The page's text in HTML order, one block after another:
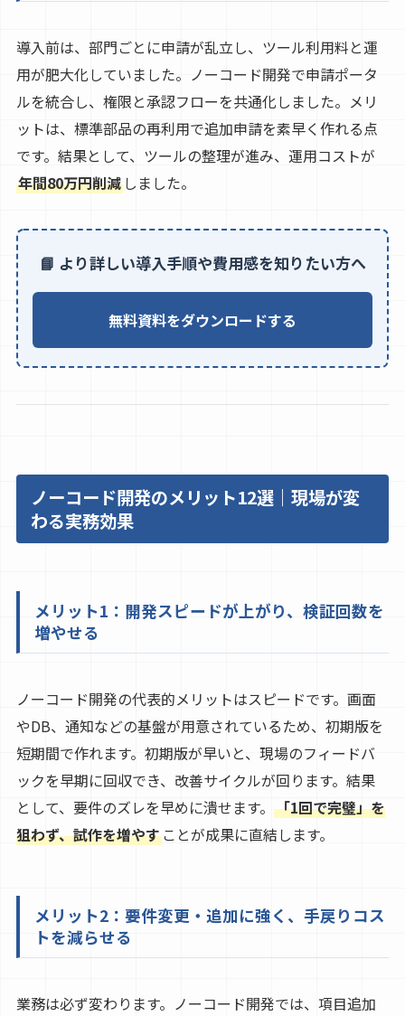
導入前は、部門ごとに申請が乱立し、ツール利用料と運
用が肥大化していました。ノーコード開発で申請ポータ
ルを統合し、権限と承認フローを共通化しました。メリ
ットは、標準部品の再利用で追加申請を素早く作れる点
です。結果として、ツールの整理が進み、運用コストが
年間80万円削減しました。
📘 より詳しい導入手順や費用感を知りたい方へ
無料資料をダウンロードする
ノーコード開発のメリット12選｜現場が変
わる実務効果
メリット1：開発スピードが上がり、検証回数を
増やせる
ノーコード開発の代表的メリットはスピードです。画面
やDB、通知などの基盤が用意されているため、初期版を
短期間で作れます。初期版が早いと、現場のフィードバ
ックを早期に回収でき、改善サイクルが回ります。結果
として、要件のズレを早めに潰せます。 「1回で完璧」を
狙わず、試作を増やすことが成果に直結します。
メリット2：要件変更・追加に強く、手戻りコス
トを減らせる
業務は必ず変わります。ノーコード開発では、項目追加